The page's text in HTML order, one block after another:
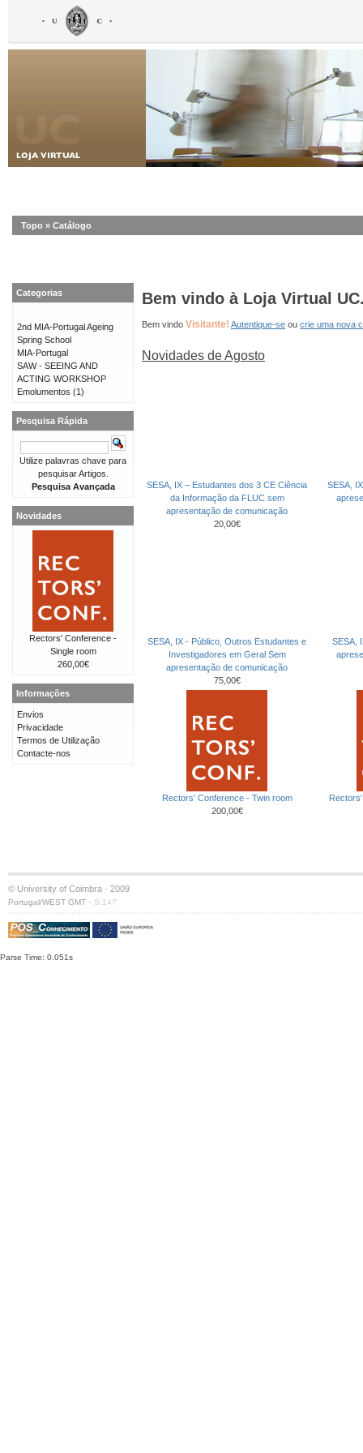
Topo » Catálogo
Bem vindo à Loja Virtual
Bem vindo Visitante! Autentique-se ou crie uma nova
Novidades de Agosto
SESA, IX – Estudantes dos 3 CE Ciência
da Informação da FLUC sem
apresentação de comunicação
20,00€
SESA,
SESA, IX - Público, Outros Estudantes e
Investigadores em Geral Sem
apresentação de comunicação
75,00€
SESA,
Rectors' Conference - Twin room
200,00€
Categorias
2nd MIA-Portugal Ageing
Spring School
MIA-Portugal
SAW - SEEING AND
ACTING WORKSHOP
Emolumentos (1)
Pesquisa Rápida
Utilize palavras chave para
pesquisar Artigos.
Pesquisa Avançada
Novidades
Rectors' Conference -
Single room
260,00€
Informações
Envios
Privacidade
Termos de Utilização
Contacte-nos
© University of Coimbra · 2009
Portugal/WEST GMT · S:147
Parse Time: 0.051s